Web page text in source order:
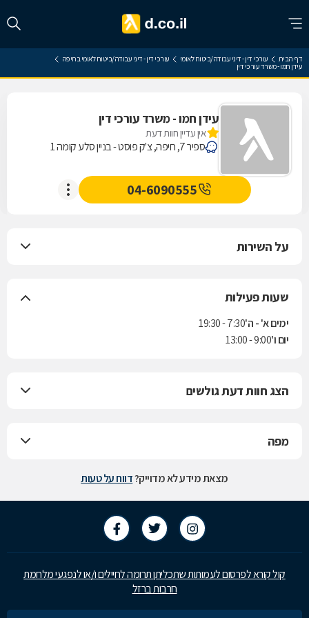
דף הבית עורכי דין - דיני עבודה/ביטוח לאומי עורכי דין - דיני עבודה/ביטוח לאומי בחיפה
עידן חמו - משרד עורכי דין
עידן חמו - משרד עורכי דין
אין עדיין חוות דעת
ספיר 7, חיפה, צ'ק פוסט - בניין סלע קומה 1
04-6090555
על השירות
שעות פעילות
ימים א' - ה'7:30 - 19:30
יום ו'9:00 - 13:00
הצג חוות דעת גולשים
מפה
מצאת מידע לא מדוייק?דווח על טעות
קול קורא לפרסום לעמותות שתכליתן תרומה לחיילים ו/או לנפגעי מלחמת
חרבות ברזל